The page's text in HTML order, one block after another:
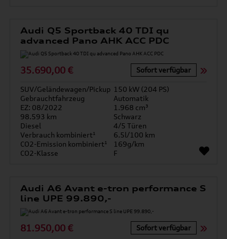
Audi Q5 Sportback 40 TDI qu
advanced Pano AHK ACC PDC
35.690,00 € Sofort verfügbar
SUV/Geländewagen/Pickup 150 kW (204 PS)
Gebrauchtfahrzeug
Automatik
EZ: 08/2022
1.968 cm³
98.593 km
Schwarz
Diesel
4/5 Türen
Verbrauch kombiniert¹
6.5l/100 km
CO2-Emission kombiniert¹
169g/km
CO2-Klasse
F
Audi A6 Avant e-tron performance S
line UPE 99.890,-
81.950,00 € Sofort verfügbar